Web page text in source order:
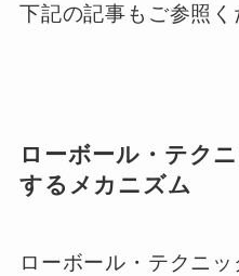
下記の記事もご参照く
ローボール・テク
するメカニズム
ローボール・テクニ